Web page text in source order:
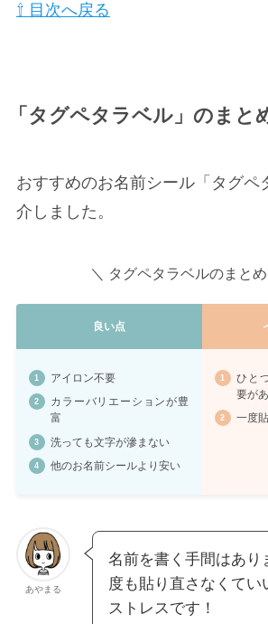
⇧ 目次へ戻る
「タグペタラベル」のまと
おすすめのお名前シール「タグペ
介しました。
＼ タグペタラベルのまと
良い点
アイロン不要
カラーバリエーションが豊
富
洗っても文字が滲まない
他のお名前シールより安い
ひと
要が
一度
あやまる
名前を書く手間はあり
度も貼り直さなくてい
ストレスです！